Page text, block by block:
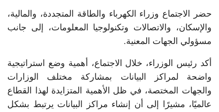
حضر الاجتماع وزراء الكهرباء والطاقة المتجددة، والمالية،
والإسكان، والاتصالات وتكنولوجيا المعلومات، إلى جانب
مسؤولي الجهات المعنية.
أكد رئيس الوزراء، خلال الاجتماع، أهمية وضع استراتيجية
واضحة لمراكز البيانات بمشاركة مختلف الوزارات
والجهات المختصة، في ظل الأهمية المتزايدة لهذا القطاع
عالميًا، مشيرًا إلى أن إنشاء مراكز البيانات يرتبط بشكل